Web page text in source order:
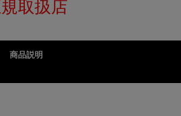
取扱店
商品説明